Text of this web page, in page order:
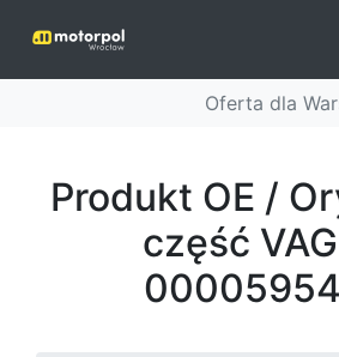
Oferta dla
Produkt OE /
część